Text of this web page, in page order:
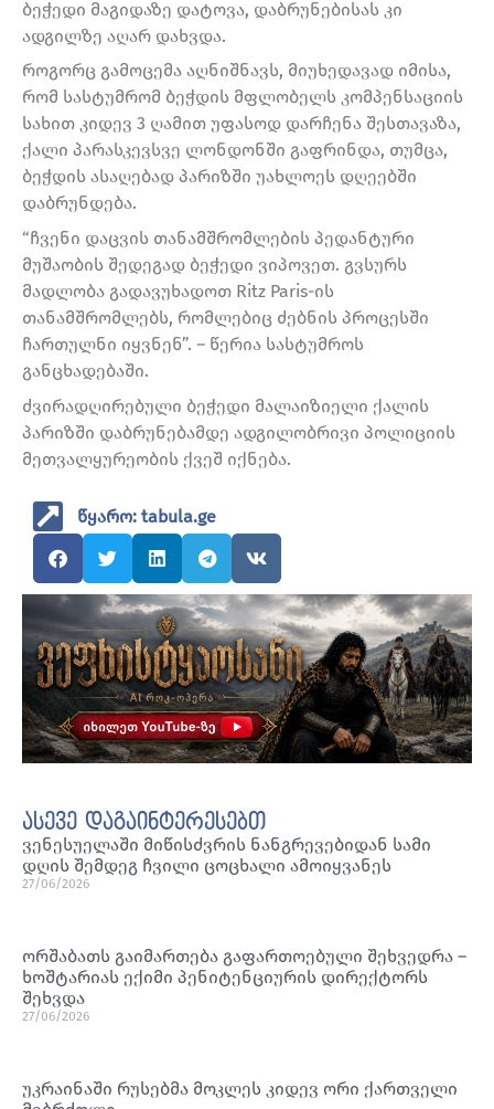
ბეჭედი მაგიდაზე დატოვა, დაბრუნებისას კი
ადგილზე აღარ დახვდა.
როგორც გამოცემა აღნიშნავს, მიუხედავად იმისა,
რომ სასტუმრომ ბეჭდის მფლობელს კომპენსაციის
სახით კიდევ 3 ღამით უფასოდ დარჩენა შესთავაზა,
ქალი პარასკევსვე ლონდონში გაფრინდა, თუმცა,
ბეჭდის ასაღებად პარიზში უახლოეს დღეებში
დაბრუნდება.
“ჩვენი დაცვის თანამშრომლების პედანტური
მუშაობის შედეგად ბეჭედი ვიპოვეთ. გვსურს
მადლობა გადავუხადოთ Ritz Paris-ის
თანამშრომლებს, რომლებიც ძებნის პროცესში
ჩართულნი იყვნენ”. – წერია სასტუმროს
განცხადებაში.
ძვირადღირებული ბეჭედი მალაიზიელი ქალის
პარიზში დაბრუნებამდე ადგილობრივი პოლიციის
მეთვალყურეობის ქვეშ იქნება.
წყარო: tabula.ge
ასევე დაგაინტერესებთ
ვენესუელაში მიწისძვრის ნანგრევებიდან სამი
დღის შემდეგ ჩვილი ცოცხალი ამოიყვანეს
27/06/2026
ორშაბათს გაიმართება გაფართოებული შეხვედრა –
ხოშტარიას ექიმი პენიტენციურის დირექტორს
შეხვდა
27/06/2026
უკრაინაში რუსებმა მოკლეს კიდევ ორი ქართველი